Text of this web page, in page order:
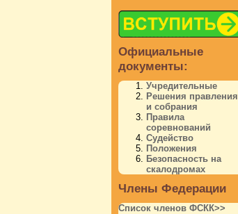
Официальные
документы:
Учредительные
Решения правления
и собрания
Правила
соревнований
Судейство
Положения
Безопасность на
скалодромах
Члены Федерации
Список членов ФСКК>>